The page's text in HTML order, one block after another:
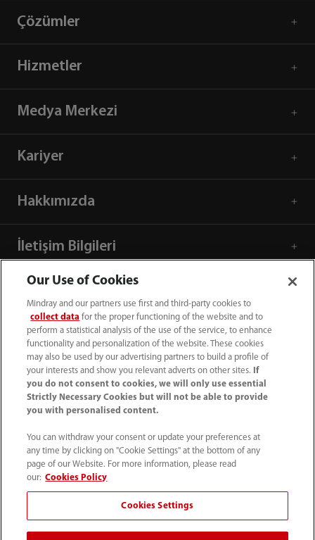
Çözümler
Hizmetler
Medya Merkezi
Kariyer
Hakkımızda
İletişim Bilgileri
+90 212 482 0877
info.tr@mindray.com
Kullanım hükümleri
Our Use of Cookies
Mindray and our partners use first and third-party cookies to
collect data for the proper functioning of the website and to
perform a statistical analysis of the use of the service, to enhance
functionality and personalization of the website. These cookies
may also be used by our advertising partners to build a profile of
your interests and show you relevant adverts on other sites.
If
you do not consent to cookies, we will only use essential
Strictly Necessary Cookies but will not be able to provide
you with personalised content.
You can withdraw your consent or update your preferences at
any time by clicking on "Cookie Settings" at the bottom of any
page of our Website. For more information, please read
our: Cookies Policy
Cookies Settings